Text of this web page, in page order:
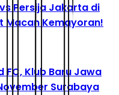
Persija Jakarta di
Macan Kemayoran!
FC, Klub Baru Jawa
Surabaya